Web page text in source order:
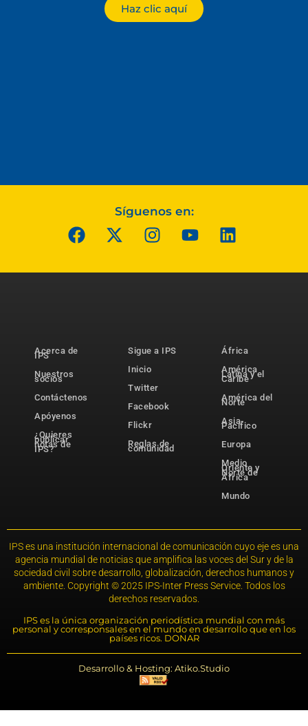
Haz clic aquí
Síguenos en:
Acerca de
IPS
Nuestros
socios
Contáctenos
Apóyenos
¿Quieres
publicar
notas de
IPS?
Sigue a IPS
Inicio
Twitter
Facebook
Flickr
Reglas de
comunidad
África
América
Latina y el
Caribe
América del
Norte
Asia-
Pacífico
Europa
Medio
Oriente y
Norte de
África
Mundo
IPS es una institución internacional de comunicación cuyo eje es una
agencia mundial de noticias que amplifica las voces del Sur y de la
sociedad civil sobre desarrollo, globalización, derechos humanos y
ambiente. Copyright © 2025 IPS-Inter Press Service. Todos los
derechos reservados.
IPS es la única organización periodística mundial con más
personal y corresponsales en el mundo en desarrollo que en los
países ricos. DONAR
Desarrollo & Hosting: Atiko.Studio